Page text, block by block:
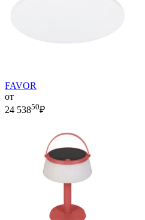
FAVOR
от
24 53850₽